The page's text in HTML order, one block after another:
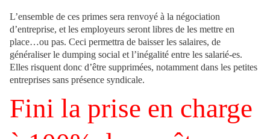
L’ensemble de ces primes sera renvoyé à la négociation
d’entreprise, et les employeurs seront libres de les mettre en
place…ou pas. Ceci permettra de baisser les salaires, de
généraliser le dumping social et l’inégalité entre les salarié-es.
Elles risquent donc d’être supprimées, notamment dans les petites
entreprises sans présence syndicale.
Fini la prise en charge